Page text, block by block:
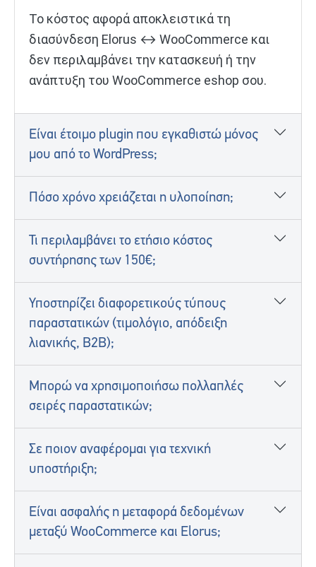
Το κόστος αφορά αποκλειστικά τη
διασύνδεση Elorus ↔ WooCommerce και
δεν περιλαμβάνει την κατασκευή ή την
ανάπτυξη του WooCommerce eshop σου.
Είναι έτοιμο plugin που εγκαθιστώ μόνος
μου από το WordPress;
Πόσο χρόνο χρειάζεται η υλοποίηση;
Τι περιλαμβάνει το ετήσιο κόστος
συντήρησης των 150€;
Υποστηρίζει διαφορετικούς τύπους
παραστατικών (τιμολόγιο, απόδειξη
λιανικής, B2B);
Μπορώ να χρησιμοποιήσω πολλαπλές
σειρές παραστατικών;
Σε ποιον αναφέρομαι για τεχνική
υποστήριξη;
Είναι ασφαλής η μεταφορά δεδομένων
μεταξύ WooCommerce και Elorus;